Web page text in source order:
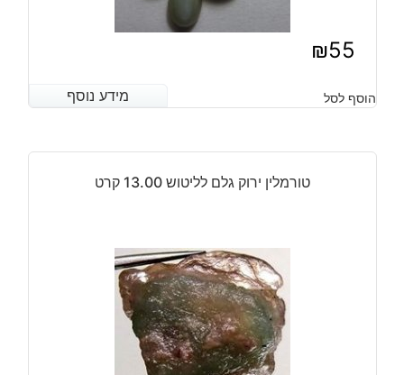
₪55
מידע נוסף הוסף לסל מידע נוסף
טורמלין ירוק גלם לליטוש 13.00 קרט